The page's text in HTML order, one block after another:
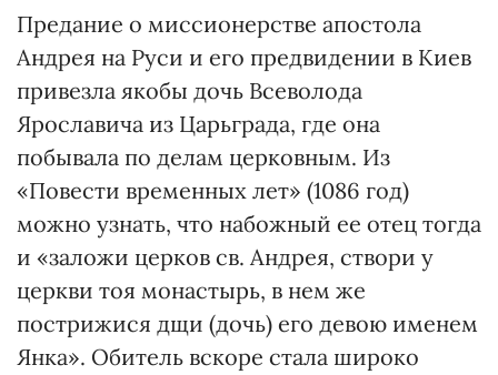
Предание о миссионерстве апостола
Андрея на Руси и его предвидении в Киев
привезла якобы дочь Всеволода
Ярославича из Царьграда, где она
побывала по делам церковным. Из
«Повести временных лет» (1086 год)
можно узнать, что набожный ее отец тогда
и «заложи церков св. Андрея, створи у
церкви тоя монастырь, в нем же
пострижися дщи (дочь) его девою именем
Янка». Обитель вскоре стала широко